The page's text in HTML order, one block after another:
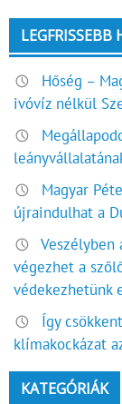
LEGFRISSEBB
Hőség –
ivóvíz nélkül
Magyar
újraindulhat a
Veszélyben
végezhet a
védekezhetünk
Így
klímakockázat
KATEGÓRIÁK